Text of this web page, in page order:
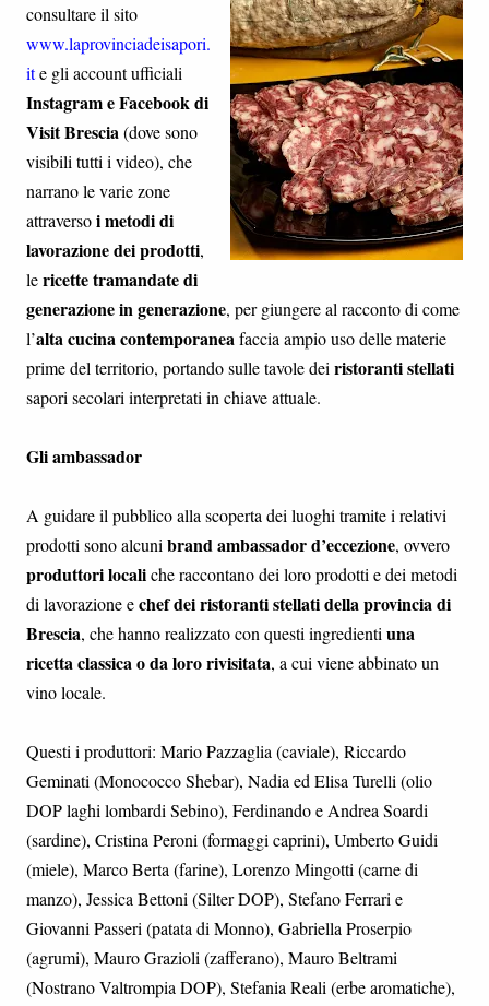
consultare il sito
www.laprovinciadeisapori.
ite gli account ufficiali
Instagram e Facebook di
Visit Brescia(dove sono
visibili tutti i video), che
narrano le varie zone
attraversoi metodi di
lavorazione dei prodotti,
lericette tramandate di
generazione in generazione, per giungere al racconto di come
l’alta cucina contemporaneafaccia ampio uso delle materie
prime del territorio, portando sulle tavole dei ristoranti stellati
sapori secolari interpretati in chiave attuale.
Gli ambassador
A guidare il pubblico alla scoperta dei luoghi tramite i relativi
prodotti sono alcuni brand ambassador d’eccezione, ovvero
produttori localiche raccontano dei loro prodotti e dei metodi
di lavorazione echef dei ristoranti stellati della provincia di
Brescia, che hanno realizzato con questi ingredienti una
ricetta classica o da loro rivisitata, a cui viene abbinato un
vino locale.
Questi i produttori: Mario Pazzaglia (caviale), Riccardo
Geminati (Monococco Shebar), Nadia ed Elisa Turelli (olio
DOP laghi lombardi Sebino), Ferdinando e Andrea Soardi
(sardine), Cristina Peroni (formaggi caprini), Umberto Guidi
(miele), Marco Berta (farine), Lorenzo Mingotti (carne di
manzo), Jessica Bettoni (Silter DOP), Stefano Ferrari e
Giovanni Passeri (patata di Monno), Gabriella Proserpio
(agrumi), Mauro Grazioli (zafferano), Mauro Beltrami
(Nostrano Valtrompia DOP), Stefania Reali (erbe aromatiche),